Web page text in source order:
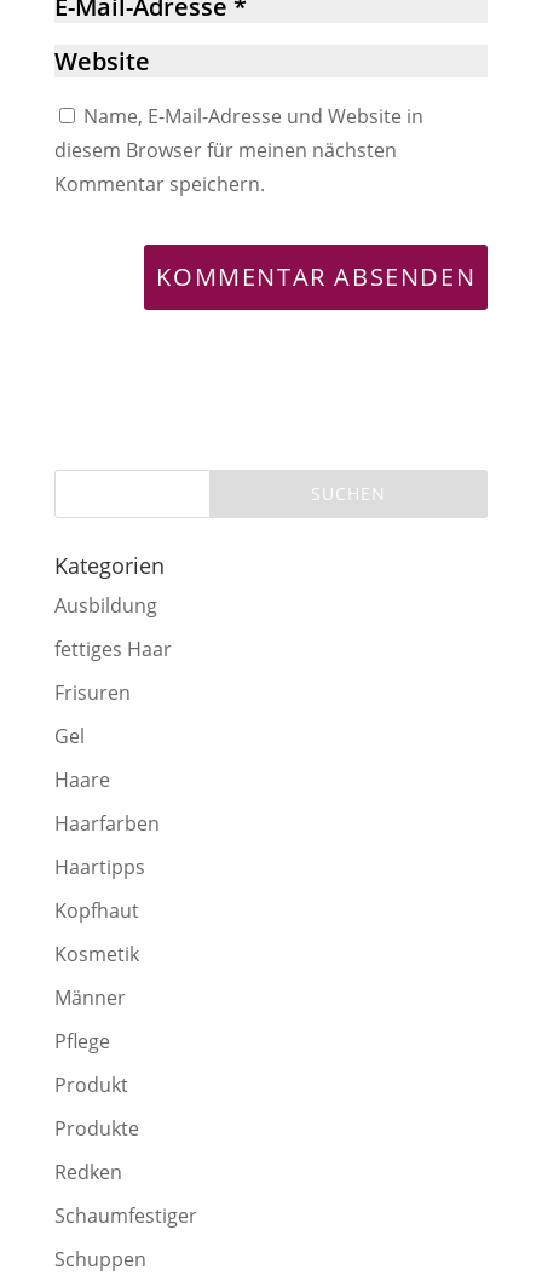
Name, E-Mail-Adresse und Website in
diesem Browser für meinen nächsten
Kommentar speichern.
Kategorien
Ausbildung
fettiges Haar
Frisuren
Gel
Haare
Haarfarben
Haartipps
Kopfhaut
Kosmetik
Männer
Pflege
Produkt
Produkte
Redken
Schaumfestiger
Schuppen